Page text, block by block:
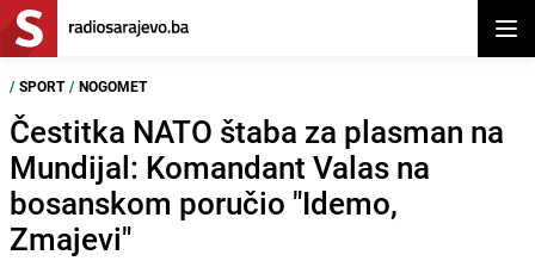
/ SPORT / NOGOMET
Čestitka NATO štaba za plasman na
Mundijal: Komandant Valas na
bosanskom poručio "Idemo,
Zmajevi"